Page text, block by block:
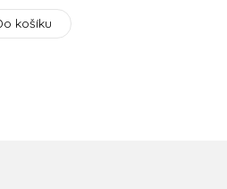
košíku